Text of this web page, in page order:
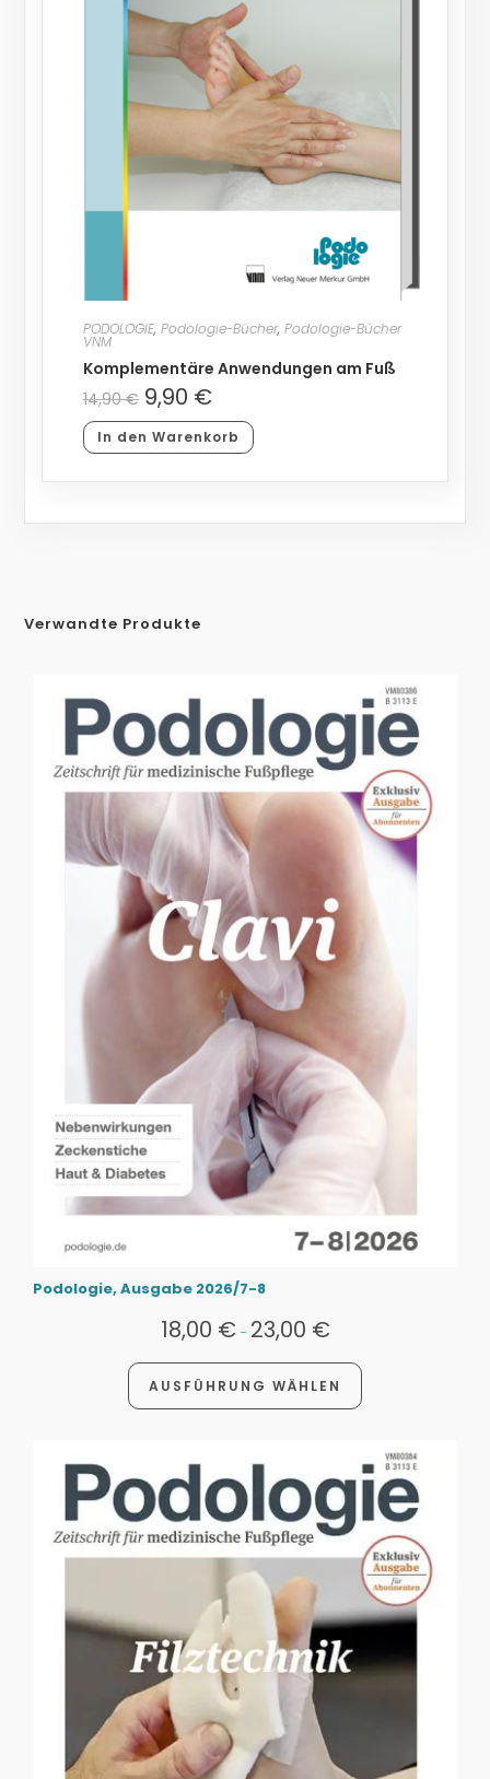
PODOLOGIE, Podologie-Bücher, Podologie-Bücher
VNM
Komplementäre Anwendungen am Fuß
14,90€ 9,90 €
In den Warenkorb
Verwandte Produkte
Podologie, Ausgabe 2026/7-8
18,00 €- 23,00 €
AUSFÜHRUNG WÄHLEN